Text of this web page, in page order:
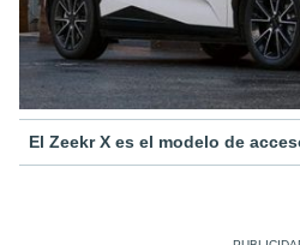
El Zeekr X es el modelo de